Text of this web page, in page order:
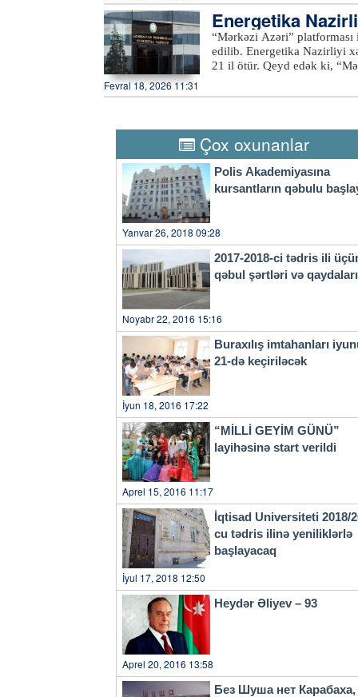
halda, martda cəmi 1,4
azaldığını göstərir. Razılaşmaya görə, OPEC ölkələri 2026-cı ilin birinci kvartalının sonuna
kimi hasilatı
Energetika
7 milyon ton neft
“Mərkəzi Azəri”
edilib. Energetika Nazirliyi xəbər verir ki, platformanın ilk neft hasilatına başlanılmasından
21 il ötür. Qeyd edək ki, “Mərkəzi Azəri” hasilat, qazma və yaşayış platforması ona körpü ilə
böyük dəniz
Fevral 18, 2026 11:31
Çox oxunanlar
Polis Akademiyasına
kursantların qəbulu
Yanvar 26, 2018 09:28
2017-2018-ci tədris ili
qəbul şərtləri və
Noyabr 22, 2016 15:16
Buraxılış imtahanları
21-də keçiriləcək
İyun 18, 2016 17:22
“MİLLİ GEYİM GÜNÜ”
layihəsinə start verildi
Aprel 15, 2016 11:17
İqtisad Universiteti 2018/
cu tədris ilinə yeniliklərlə
başlayacaq
İyul 17, 2018 12:50
Heydər Əliyev – 93
Aprel 20, 2016 13:58
Без Шуша нет Карабаха,